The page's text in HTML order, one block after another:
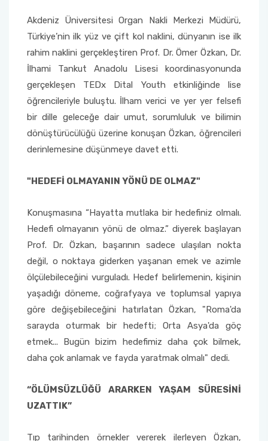
Akdeniz Üniversitesi Organ Nakli Merkezi Müdürü,
Türkiye’nin ilk yüz ve çift kol naklini, dünyanın ise ilk
rahim naklini gerçekleştiren Prof. Dr. Ömer Özkan, Dr.
İlhami Tankut Anadolu Lisesi koordinasyonunda
gerçekleşen TEDx Dital Youth etkinliğinde lise
öğrencileriyle buluştu. İlham verici ve yer yer felsefi
bir dille geleceğe dair umut, sorumluluk ve bilimin
dönüştürücülüğü üzerine konuşan Özkan, öğrencileri
derinlemesine düşünmeye davet etti.
"HEDEFİ OLMAYANIN YÖNÜ DE OLMAZ"
Konuşmasına “Hayatta mutlaka bir hedefiniz olmalı.
Hedefi olmayanın yönü de olmaz.” diyerek başlayan
Prof. Dr. Özkan, başarının sadece ulaşılan nokta
değil, o noktaya giderken yaşanan emek ve azimle
ölçülebileceğini vurguladı. Hedef belirlemenin, kişinin
yaşadığı döneme, coğrafyaya ve toplumsal yapıya
göre değişebileceğini hatırlatan Özkan, "Roma'da
sarayda oturmak bir hedefti; Orta Asya'da göç
etmek... Bugün bizim hedefimiz daha çok bilmek,
daha çok anlamak ve fayda yaratmak olmalı" dedi.
“ÖLÜMSÜZLÜĞÜ ARARKEN YAŞAM SÜRESİNİ
UZATTIK”
Tıp tarihinden örnekler vererek ilerleyen Özkan,
2022-2026 Stratejik Planı
Faaliyet Raporları
Akademik Tören
İlahiyat Fakültesi
İletişim Fakültesi
Kemer Denizcilik Fakültesi
Kumluca Sağlık Bilimleri Fakültesi
Manavgat Sosyal ve Beşeri Bilimler Fakültesi
Manavgat Turizm Fakültesi
Mimarlık Fakültesi
Mühendislik Fakültesi
Sağlık Bilimleri Fakültesi
Serik İşletme Fakültesi
Spor Bilimleri Fakültesi
Su Ürünleri Fakültesi
Sağlık Hizmetleri MYO
Serik Gülsün Süleyman Süral MYO
Sosyal Bilimler MYO
Teknik Bilimler MYO
Yapı İşleri ve Teknik Daire Başkanlığı
Uluslararası İlişkiler Ofisi
Mezun Bilgi Sistemi
Sıkça Sorulan Sorular
Dış Kaynaklı Proje Takip Sistemi
AB Projeleri
TÜBİTAK Projeleri
Web of Science
SciVal